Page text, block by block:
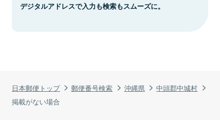
日本郵便トップ 郵便番号検索 沖縄県
中頭郡中城村
掲載がない場合
デジタルアドレスで入力も検索もスムーズに。